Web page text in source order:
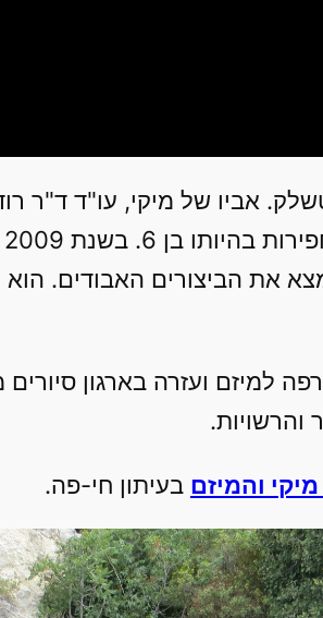
אביו של מיקי, עו"ד ד"ר
את הביצורים האבודים.
הצטרפה למיזם ועזרה
והרשויות.
והמיזם בעיתון חי-פה.